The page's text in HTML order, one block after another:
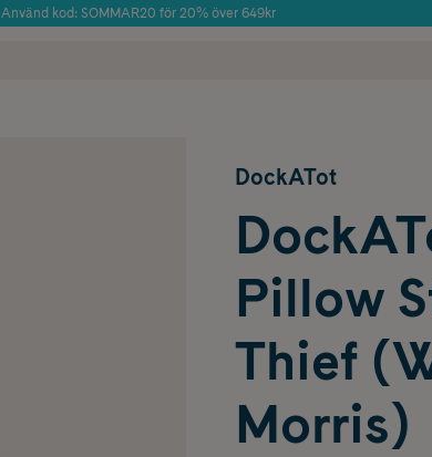
Använd kod: SOMMAR20 för 20% över 649kr
DockATot
Pillow
Thief
Morris)